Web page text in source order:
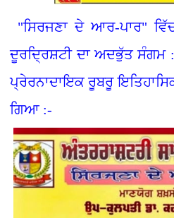
"ਸਿਰਜਣਾ ਦੇ ਆਰ-ਪਾਰ"
ਦੂਰਦ੍ਰਿਸ਼ਟੀ ਦਾ ਅਦਭੁੱਤ ਸੰਗਮ
ਪ੍ਰੇਰਨਾਦਾਇਕ ਰੂਬਰੂ
ਗਿਆ :-